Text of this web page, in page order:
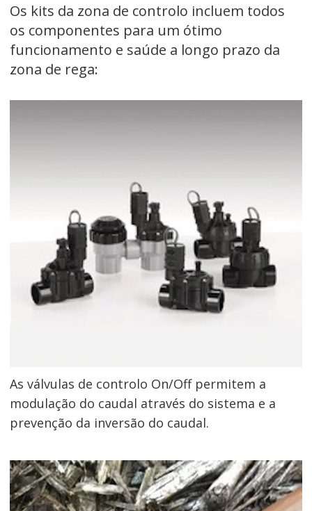
Os kits da zona de controlo incluem todos
os componentes para um ótimo
funcionamento e saúde a longo prazo da
zona de rega:
As válvulas de controlo On/Off permitem a
modulação do caudal através do sistema e a
prevenção da inversão do caudal.